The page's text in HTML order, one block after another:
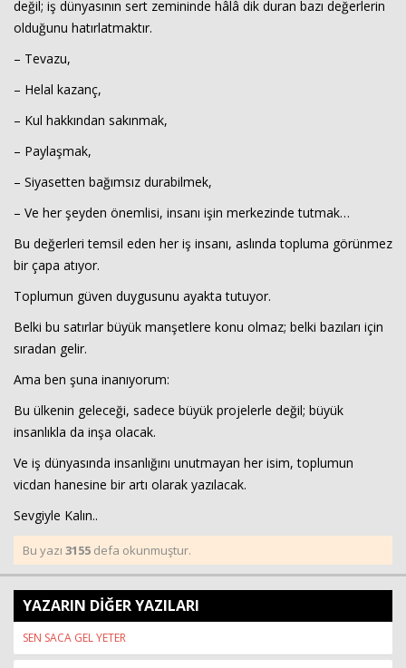
değil; iş dünyasının sert zemininde hâlâ dik duran bazı değerlerin
olduğunu hatırlatmaktır.
– Tevazu,
– Helal kazanç,
– Kul hakkından sakınmak,
– Paylaşmak,
– Siyasetten bağımsız durabilmek,
– Ve her şeyden önemlisi, insanı işin merkezinde tutmak…
Bu değerleri temsil eden her iş insanı, aslında topluma görünmez
bir çapa atıyor.
Toplumun güven duygusunu ayakta tutuyor.
Belki bu satırlar büyük manşetlere konu olmaz; belki bazıları için
sıradan gelir.
Ama ben şuna inanıyorum:
Bu ülkenin geleceği, sadece büyük projelerle değil; büyük
insanlıkla da inşa olacak.
Ve iş dünyasında insanlığını unutmayan her isim, toplumun
vicdan hanesine bir artı olarak yazılacak.
Sevgiyle Kalın..
Bu yazı 3155 defa okunmuştur.
YAZARIN DİĞER YAZILARI
SEN SACA GEL YETER